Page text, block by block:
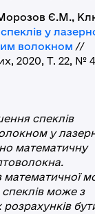
Є.М.,
у
волокном //
2020, Т. 22, №
спеклів
у
математичну
може з